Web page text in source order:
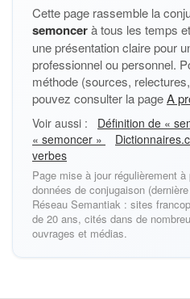
Cette page rassemble la
semoncerà tous les temps
une présentation claire pour
professionnel ou personnel.
méthode (sources,
pouvez consulter la pageA
Voir aussi : Définition de «
« semoncer »
verbes
Page mise à jour régulièrement
données de conjugaison
Réseau Semantiak : sites
de 20 ans, cités dans de
ouvrages et médias.